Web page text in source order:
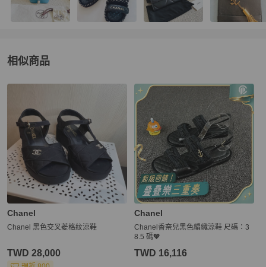
相似商品
更多相似Chanel女鞋推薦精品
Chanel
Chanel 黑色交叉菱格紋涼鞋
TWD 28,000
Chanel
Chanel香奈兒黑色編織涼鞋 尺碼：3
8.5 碼🧡
TWD 16,116